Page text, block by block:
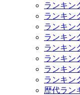
ランキン
ランキン
ランキン
ランキン
ランキン
ランキン
ランキン
ランキン
歴代ラン